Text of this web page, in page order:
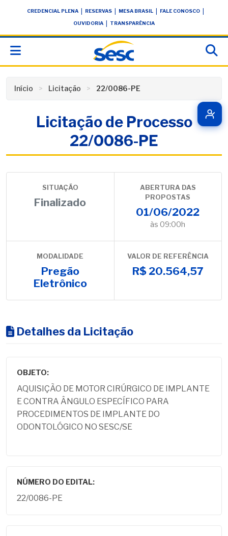
conteúdoCREDENCIAL PLENA RESERVAS MESA BRASIL FALE CONOSCO
OUVIDORIA TRANSPARÊNCIA
Início Licitação 22/0086-PE
Licitação de Processo
22/0086-PE
SITUAÇÃO
Finalizado
ABERTURA DAS
PROPOSTAS
01/06/2022
às 09:00h
MODALIDADE
Pregão
Eletrônico
VALOR DE REFERÊNCIA
R$ 20.564,57
Detalhes da Licitação
OBJETO:
AQUISIÇÃO DE MOTOR CIRÚRGICO DE IMPLANTE
E CONTRA ÂNGULO ESPECÍFICO PARA
PROCEDIMENTOS DE IMPLANTE DO
ODONTOLÓGICO NO SESC/SE
NÚMERO DO EDITAL:
22/0086-PE